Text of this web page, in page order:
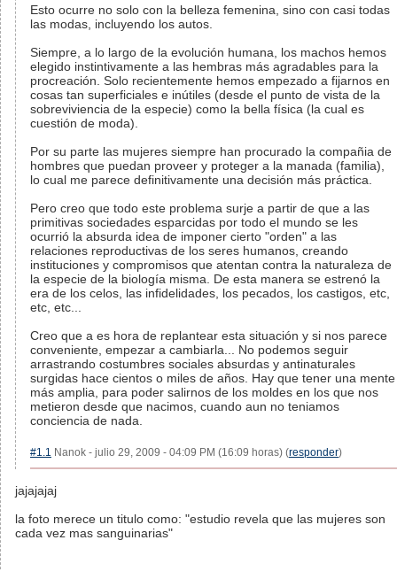
Esto ocurre no solo con la belleza femenina, sino con casi todas
las modas, incluyendo los autos.
Siempre, a lo largo de la evolución humana, los machos hemos
elegido instintivamente a las hembras más agradables para la
procreación. Solo recientemente hemos empezado a fijarnos en
cosas tan superficiales e inútiles (desde el punto de vista de la
sobreviviencia de la especie) como la bella física (la cual es
cuestión de moda).
Por su parte las mujeres siempre han procurado la compañia de
hombres que puedan proveer y proteger a la manada (familia),
lo cual me parece definitivamente una decisión más práctica.
Pero creo que todo este problema surje a partir de que a las
primitivas sociedades esparcidas por todo el mundo se les
ocurrió la absurda idea de imponer cierto "orden" a las
relaciones reproductivas de los seres humanos, creando
instituciones y compromisos que atentan contra la naturaleza de
la especie de la biología misma. De esta manera se estrenó la
era de los celos, las infidelidades, los pecados, los castigos, etc,
etc, etc...
Creo que a es hora de replantear esta situación y si nos parece
conveniente, empezar a cambiarla... No podemos seguir
arrastrando costumbres sociales absurdas y antinaturales
surgidas hace cientos o miles de años. Hay que tener una mente
más amplia, para poder salirnos de los moldes en los que nos
metieron desde que nacimos, cuando aun no teniamos
conciencia de nada.
#1.1 Nanok - julio 29, 2009 - 04:09 PM (16:09 horas) (responder)
jajajajaj
la foto merece un titulo como: "estudio revela que las mujeres son
cada vez mas sanguinarias"